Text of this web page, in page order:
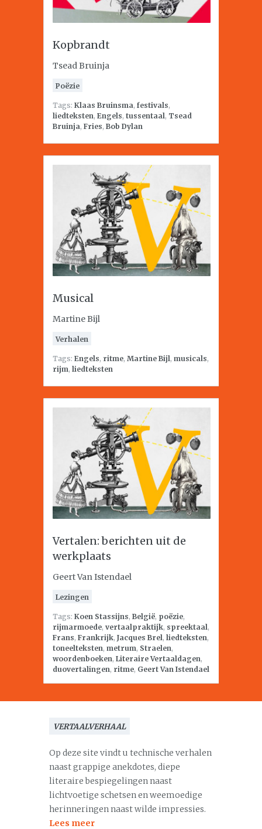
Kopbrandt
Tsead Bruinja
Poëzie
Tags: Klaas Bruinsma, festivals,
liedteksten, Engels, tussentaal, Tsead
Bruinja, Fries, Bob Dylan
Musical
Martine Bijl
Verhalen
Tags: Engels, ritme, Martine Bijl, musicals,
rijm, liedteksten
Vertalen: berichten uit de
werkplaats
Geert Van Istendael
Lezingen
Tags: Koen Stassijns, België, poëzie,
rijmarmoede, vertaalpraktijk, spreektaal,
Frans, Frankrijk, Jacques Brel, liedteksten,
toneelteksten, metrum, Straelen,
woordenboeken, Literaire Vertaaldagen,
duovertalingen, ritme, Geert Van Istendael
VERTAALVERHAAL
Op deze site vindt u technische verhalen
naast grappige anekdotes, diepe
literaire bespiegelingen naast
lichtvoetige schetsen en weemoedige
herinneringen naast wilde impressies.
Lees meer